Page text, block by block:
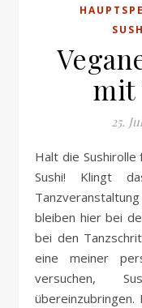
mit
25.
Halt die Sushirolle fest, heute wird es wild mit Inari-
Sushi! Klingt
bleiben hier bei
bei den
eine meiner
versuchen,
übereinzubringen.